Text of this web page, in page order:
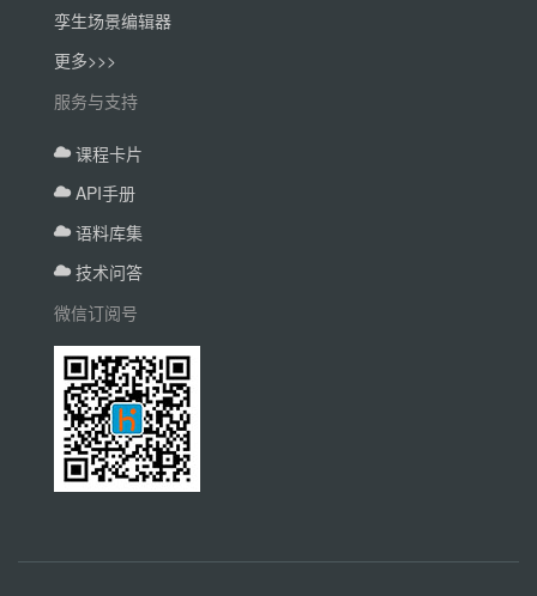
孪生场景编辑器
更多>>>
服务与支持
课程卡片
API手册
语料库集
技术问答
微信订阅号